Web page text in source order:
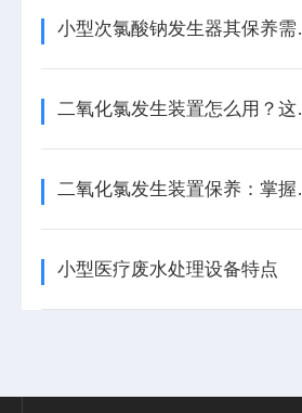
小型次
二氧化氯
二氧化氯
小型医疗废水处理设备特点